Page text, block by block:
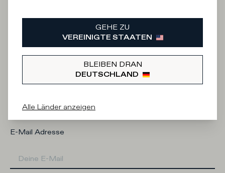
Iscriviti alla
Newsletter
An welcher Kategorie sind Sie interessiert?
E-Mail Adresse
GEHE ZU
VEREINIGTE STAATEN
BLEIBEN DRAN
DEUTSCHLAND
Alle Länder anzeigen